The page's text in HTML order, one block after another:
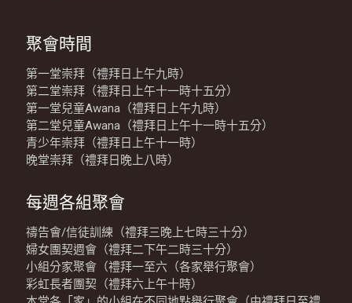
聚會時間
第一堂崇拜（禮拜日上午九時）
第二堂崇拜（禮拜日上午十一時十五分）
第一堂兒童Awana（禮拜日上午九時）
第二堂兒童Awana（禮拜日上午十一時十五分）
青少年崇拜（禮拜日上午十一時）
晚堂崇拜（禮拜日晚上八時）
每週各組聚會
禱告會/信徒訓練（禮拜三晚上七時三十分）
婦女團契週會（禮拜二下午二時三十分）
小組分家聚會（禮拜一至六（各家舉行聚會）
彩虹長者團契（禮拜六上午十時）